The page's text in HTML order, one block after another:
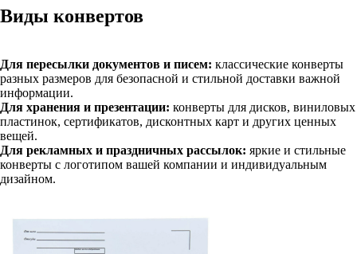
Виды конвертов
Для пересылки документов и писем: классические конверты
разных размеров для безопасной и стильной доставки важной
информации.
Для хранения и презентации: конверты для дисков, виниловых
пластинок, сертификатов, дисконтных карт и других ценных
вещей.
Для рекламных и праздничных рассылок: яркие и стильные
конверты с логотипом вашей компании и индивидуальным
дизайном.